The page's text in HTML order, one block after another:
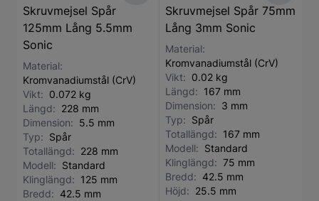
Skruvmejsel Spår
125mm Lång 5.5mm
Sonic
Material:
Kromvanadiumstål (CrV)
Vikt: 0.072 kg
Längd: 228 mm
Dimension: 5.5 mm
Typ: Spår
Totallängd: 228 mm
Modell: Standard
Klinglängd: 125 mm
Bredd: 42.5 mm
Skruvmejsel Spår 75mm
Lång 3mm Sonic
Material:
Kromvanadiumstål (CrV)
Vikt: 0.02 kg
Längd: 167 mm
Dimension: 3 mm
Typ: Spår
Totallängd: 167 mm
Modell: Standard
Klinglängd: 75 mm
Bredd: 42.5 mm
Höjd: 25.5 mm